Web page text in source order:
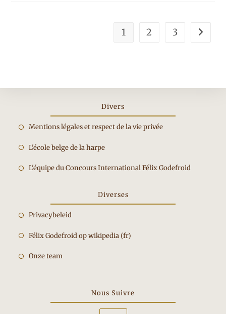
1 2 3 Naar
Divers
Mentions légales et respect de la vie privéeOpent
nieuwe
L'école belge de la harpeOpent
een
tab
L'équipe du Concours International Félix Godefroid
Diverses
Privacybeleid
Félix Godefroid op wikipedia (fr)
Onze team
Nous Suivre